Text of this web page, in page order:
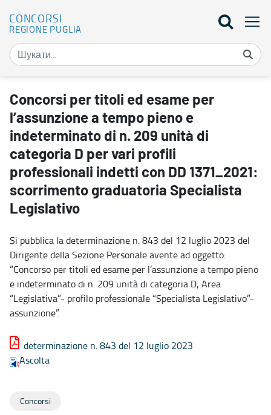
CONCORSI
REGIONE PUGLIA
Concorsi per titoli ed esame per l’assunzione a tempo pieno e
Concorsi per titoli ed esame per
l’assunzione a tempo pieno e
indeterminato di n. 209 unità di
categoria D per vari profili
professionali indetti con DD 1371_2021:
scorrimento graduatoria Specialista
Legislativo
Si pubblica la determinazione n. 843 del 12 luglio 2023 del
Dirigente della Sezione Personale avente ad oggetto:
“Concorso per titoli ed esame per l’assunzione a tempo pieno
e indeterminato di n. 209 unità di categoria D, Area
“Legislativa”- profilo professionale “Specialista Legislativo”-
assunzione”.
determinazione n. 843 del 12 luglio 2023
Ascolta
Concorsi